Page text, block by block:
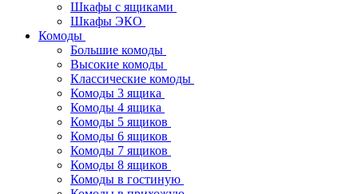
Шкафы с ящиками
Шкафы ЭКО
Комоды
Большие комоды
Высокие комоды
Классические комоды
Комоды 3 ящика
Комоды 4 ящика
Комоды 5 ящиков
Комоды 6 ящиков
Комоды 7 ящиков
Комоды 8 ящиков
Комоды в гостиную